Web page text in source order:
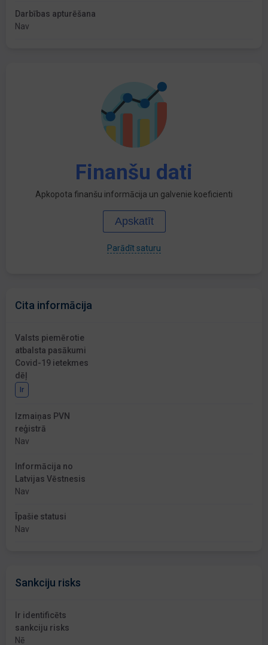
Darbības apturēšana
Nav
Finanšu dati
Apkopota finanšu informācija un galvenie koeficienti
Apskatīt
Parādīt saturu
Cita informācija
Valsts piemērotie
atbalsta pasākumi
Covid-19 ietekmes
dēļ
Ir
Izmaiņas PVN
reģistrā
Nav
Informācija no
Latvijas Vēstnesis
Nav
Īpašie statusi
Nav
Sankciju risks
Ir identificēts
sankciju risks
Nē